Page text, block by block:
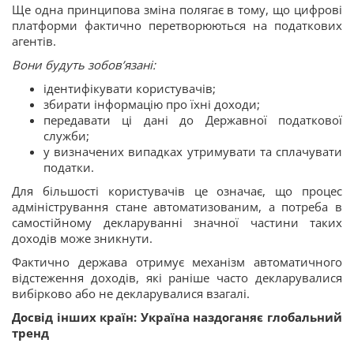
Ще одна принципова зміна полягає в тому, що цифрові
платформи фактично перетворюються на податкових
агентів.
Вони будуть зобов’язані:
ідентифікувати користувачів;
збирати інформацію про їхні доходи;
передавати ці дані до Державної податкової
служби;
у визначених випадках утримувати та сплачувати
податки.
Для більшості користувачів це означає, що процес
адміністрування стане автоматизованим, а потреба в
самостійному декларуванні значної частини таких
доходів може зникнути.
Фактично держава отримує механізм автоматичного
відстеження доходів, які раніше часто декларувалися
вибірково або не декларувалися взагалі.
Досвід інших країн: Україна наздоганяє глобальний
тренд